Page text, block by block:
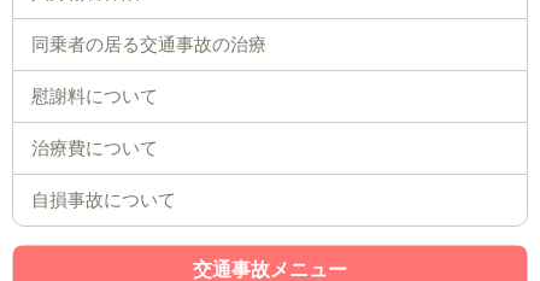
同乗者の居る交通事故の治療
慰謝料について
治療費について
自損事故について
交通事故メニュー